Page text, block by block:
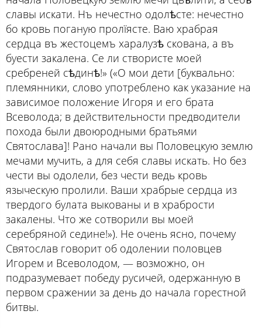
славы искати. Нъ нечестно одолѣсте: нечестно
бо кровь поганую пролїясте. Ваю храбрая
сердца въ жестоцемъ харалузѣ скована, а въ
буести закалена. Се ли створисте моей
сребреней сѣдинѣ!» («О мои дети [буквально:
племянники, слово употреблено как указание на
зависимое положение Игоря и его брата
Всеволода; в действительности предводители
похода были двоюродными братьями
Святослава]! Рано начали вы Половецкую землю
мечами мучить, а для себя славы искать. Но без
чести вы одолели, без чести ведь кровь
языческую пролили. Ваши храбрые сердца из
твердого булата выкованы и в храбрости
закалены. Что же сотворили вы моей
серебряной седине!»). Не очень ясно, почему
Святослав говорит об одолении половцев
Игорем и Всеволодом, — возможно, он
подразумевает победу русичей, одержанную в
первом сражении за день до начала горестной
битвы.